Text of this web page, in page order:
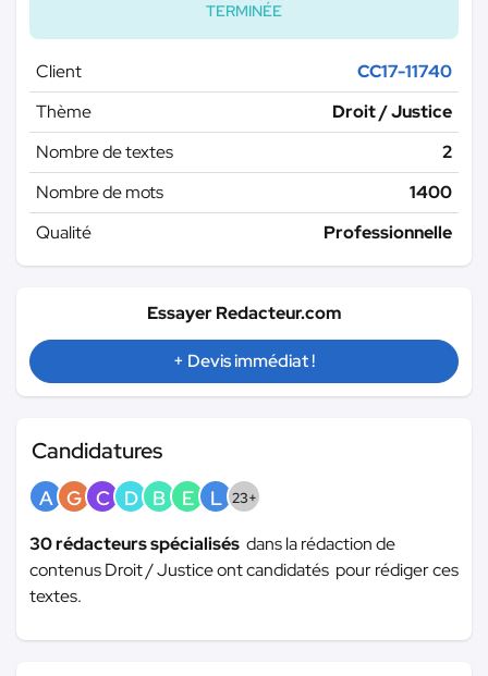
TERMINÉE
Client
CC17-11740
Thème
Droit / Justice
Nombre de textes
2
Nombre de mots
1400
Qualité
Professionnelle
Essayer Redacteur.com
+ Devis immédiat !
Candidatures
A G C D B E L 23+
30 rédacteurs spécialisés dans la rédaction de
contenus Droit / Justice ont candidatés pour rédiger ces
textes.